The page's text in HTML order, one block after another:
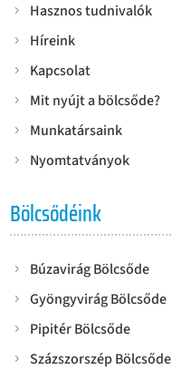
Hasznos tudnivalók
Híreink
Kapcsolat
Mit nyújt a bölcsőde?
Munkatársaink
Nyomtatványok
Bölcsődéink
Búzavirág Bölcsőde
Gyöngyvirág Bölcsőde
Pipitér Bölcsőde
Százszorszép Bölcsőde